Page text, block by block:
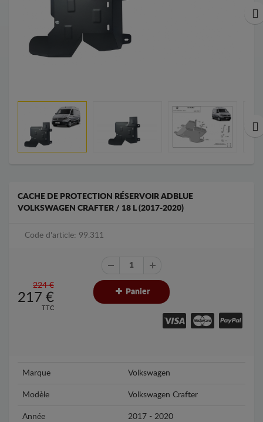
CACHE DE PROTECTION RÉSERVOIR ADBLUE
VOLKSWAGEN CRAFTER / 18 L (2017-2020)
Code d'article: 99.311
224 €
217 €
TTC
Panier
Marque Volkswagen
Modèle Volkswagen Crafter
Année 2017 - 2020